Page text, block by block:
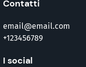
Contatti
email@email.com
+123456789
I social